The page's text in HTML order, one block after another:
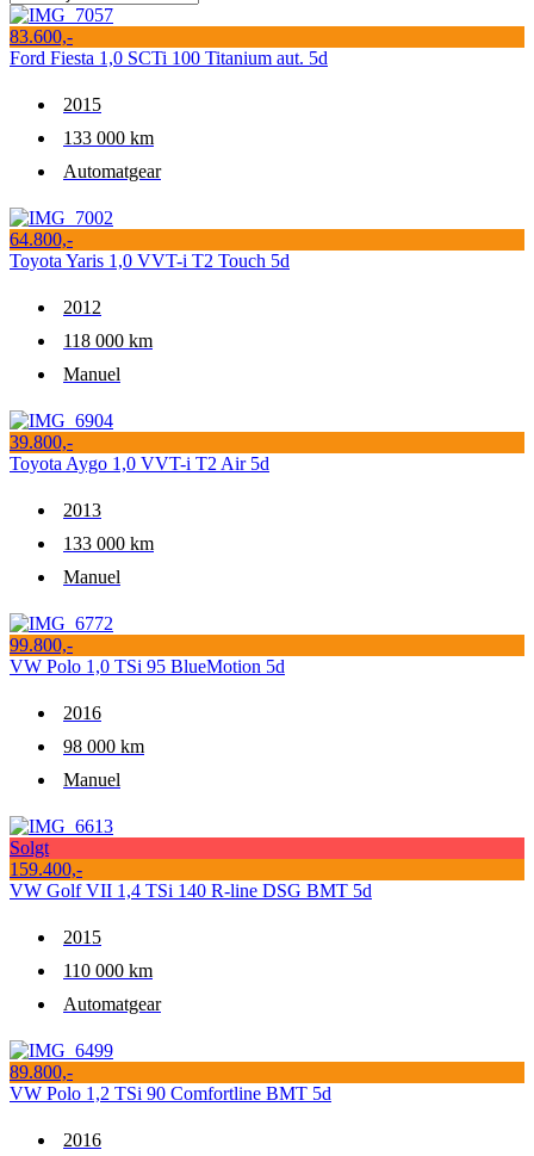
83.600,-
Ford Fiesta 1,0 SCTi 100 Titanium aut. 5d
2015
133 000 km
Automatgear
64.800,-
Toyota Yaris 1,0 VVT-i T2 Touch 5d
2012
118 000 km
Manuel
39.800,-
Toyota Aygo 1,0 VVT-i T2 Air 5d
2013
133 000 km
Manuel
99.800,-
VW Polo 1,0 TSi 95 BlueMotion 5d
2016
98 000 km
Manuel
Solgt
159.400,-
VW Golf VII 1,4 TSi 140 R-line DSG BMT 5d
2015
110 000 km
Automatgear
89.800,-
VW Polo 1,2 TSi 90 Comfortline BMT 5d
2016